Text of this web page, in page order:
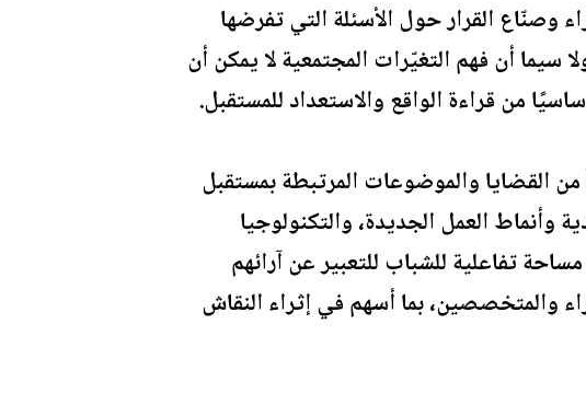
القرار حول الأسئلة التي تفرضها
سيما أن فهم التغيّرات المجتمعية لا يمكن أن
من قراءة الواقع والاستعداد للمستقبل.
القضايا والموضوعات المرتبطة بمستقبل
وأنماط العمل الجديدة، والتكنولوجيا
تفاعلية للشباب للتعبير عن آرائهم
والمتخصصين، بما أسهم في إثراء النقاش